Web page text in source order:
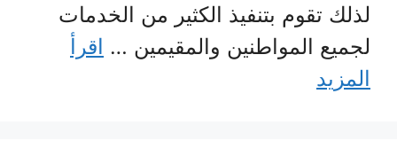
لذلك تقوم بتنفيذ الكثير من الخدمات
لجميع المواطنين والمقيمين … اقرأ
المزيد